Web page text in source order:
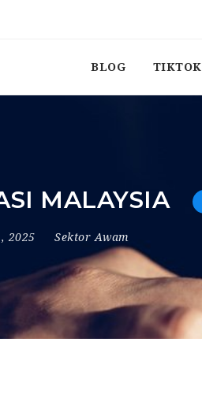
BLOG TIKTOK
MALAYSIA
2025 Sektor Awam